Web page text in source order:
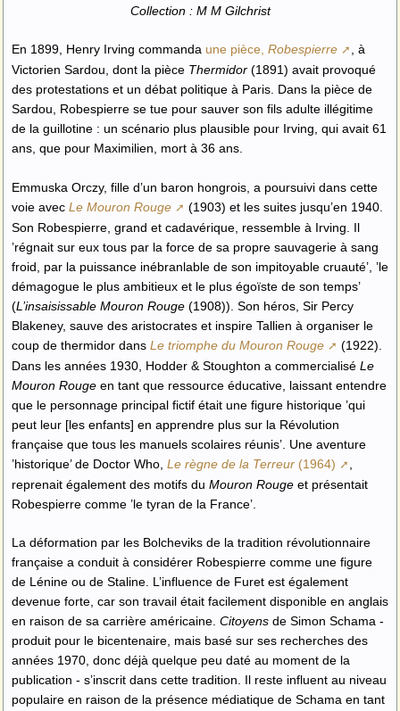
Collection : M M Gilchrist
En 1899, Henry Irving commanda une pièce, Robespierre
, à
Victorien Sardou, dont la pièce Thermidor(1891) avait provoqué
des protestations et un débat politique à Paris. Dans la pièce de
Sardou, Robespierre se tue pour sauver son fils adulte illégitime
de la guillotine : un scénario plus plausible pour Irving, qui avait 61
ans, que pour Maximilien, mort à 36 ans.
Emmuska Orczy, fille d’un baron hongrois, a poursuivi dans cette
voie avec Le Mouron Rouge
(1903) et les suites jusqu’en 1940.
Son Robespierre, grand et cadavérique, ressemble à Irving. Il
’régnait sur eux tous par la force de sa propre sauvagerie à sang
froid, par la puissance inébranlable de son impitoyable cruauté’, ’le
démagogue le plus ambitieux et le plus égoïste de son temps’
(L’insaisissable Mouron Rouge(1908)). Son héros, Sir Percy
Blakeney, sauve des aristocrates et inspire Tallien à organiser le
coup de thermidor dans Le triomphe du Mouron Rouge
(1922).
Dans les années 1930, Hodder & Stoughton a commercialisé Le
Mouron Rougeen tant que ressource éducative, laissant entendre
que le personnage principal fictif était une figure historique ’qui
peut leur [les enfants] en apprendre plus sur la Révolution
française que tous les manuels scolaires réunis’. Une aventure
’historique’ de Doctor Who, Le règne de la Terreur(1964)
reprenait également des motifs du Mouron Rougeet présentait
Robespierre comme ’le tyran de la France’.
La déformation par les Bolcheviks de la tradition révolutionnaire
française a conduit à considérer Robespierre comme une figure
de Lénine ou de Staline. L’influence de Furet est également
devenue forte, car son travail était facilement disponible en anglais
en raison de sa carrière américaine. Citoyensde Simon Schama -
produit pour le bicentenaire, mais basé sur ses recherches des
années 1970, donc déjà quelque peu daté au moment de la
publication - s’inscrit dans cette tradition. Il reste influent au niveau
populaire en raison de la présence médiatique de Schama en tant